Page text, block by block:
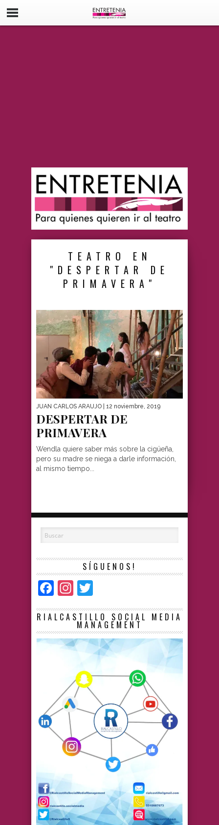
TEATRO EN
"DESPERTAR DE
PRIMAVERA"
JUAN CARLOS ARAUJO | 12 noviembre, 2019
DESPERTAR DE
PRIMAVERA
Wendla quiere saber más sobre la cigüeña,
pero su madre se niega a darle información,
al mismo tiempo...
SÍGUENOS!
Facebook
Instagram
RIALCASTILLO SOCIAL MEDIA
MANAGEMENT